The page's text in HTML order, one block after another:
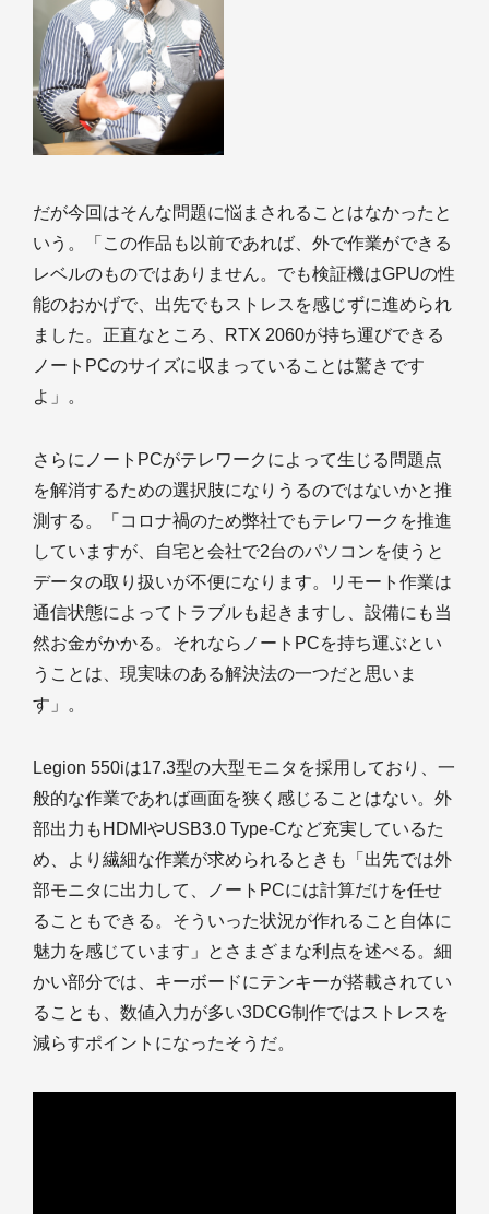
だが今回はそんな問題に悩まされることはなかったと
いう。「この作品も以前であれば、外で作業ができる
レベルのものではありません。でも検証機はGPUの性
能のおかげで、出先でもストレスを感じずに進められ
ました。正直なところ、RTX 2060が持ち運びできる
ノートPCのサイズに収まっていることは驚きです
よ」。
さらにノートPCがテレワークによって生じる問題点
を解消するための選択肢になりうるのではないかと推
測する。「コロナ禍のため弊社でもテレワークを推進
していますが、自宅と会社で2台のパソコンを使うと
データの取り扱いが不便になります。リモート作業は
通信状態によってトラブルも起きますし、設備にも当
然お金がかかる。それならノートPCを持ち運ぶとい
うことは、現実味のある解決法の一つだと思いま
す」。
Legion 550iは17.3型の大型モニタを採用しており、一
般的な作業であれば画面を狭く感じることはない。外
部出力もHDMIやUSB3.0 Type-Cなど充実しているた
め、より繊細な作業が求められるときも「出先では外
部モニタに出力して、ノートPCには計算だけを任せ
ることもできる。そういった状況が作れること自体に
魅力を感じています」とさまざまな利点を述べる。細
かい部分では、キーボードにテンキーが搭載されてい
ることも、数値入力が多い3DCG制作ではストレスを
減らすポイントになったそうだ。